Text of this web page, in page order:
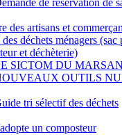
de réservation de
des artisans et
déchets ménagers (sac
et déchèterie)
SICTOM DU
OUTILS
tri sélectif des déchets
un composteur